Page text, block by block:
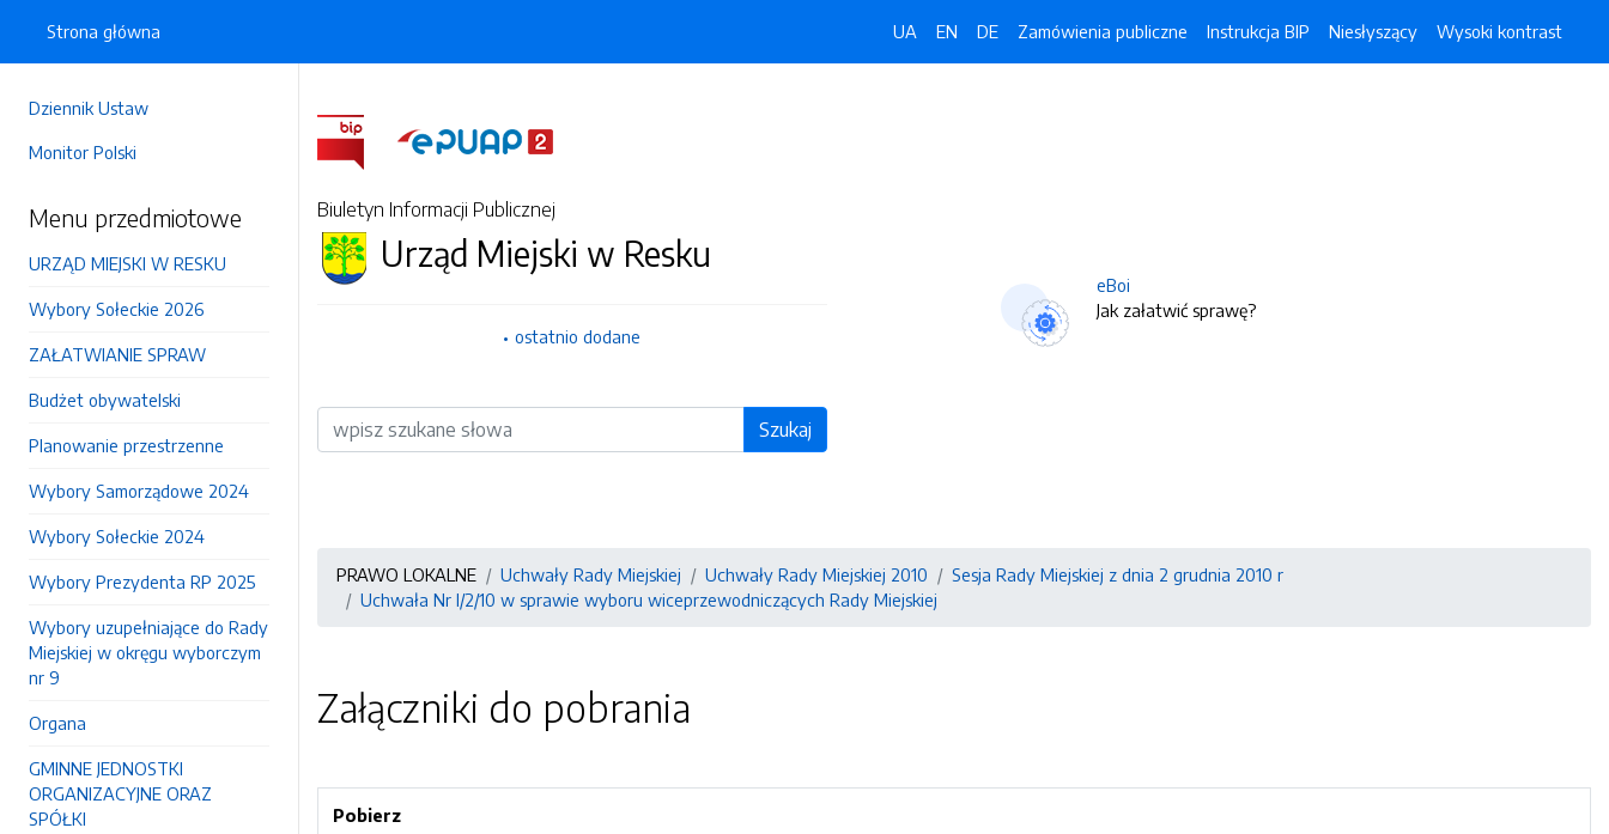
Dziennik Ustaw
Monitor Polski
Menu przedmiotowe
URZĄD MIEJSKI W RESKU
Wybory Sołeckie 2026
ZAŁATWIANIE SPRAW
Budżet obywatelski
Planowanie przestrzenne
Wybory Samorządowe 2024
Wybory Sołeckie 2024
Wybory Prezydenta RP 2025
Wybory uzupełniające do Rady
Miejskiej w okręgu wyborczym
nr 9
Organa
GMINNE JEDNOSTKI
ORGANIZACYJNE ORAZ
SPÓŁKI
Strona główna UA EN DE Zamówienia publiczne Instrukcja BIP Niesłyszący Wysoki kontrast
Biuletyn Informacji Publicznej
Urząd Miejski w Resku
ostatnio dodane
Wyszukiwarka Szukaj
eBoi
Jak załatwić sprawę?
PRAWO LOKALNE Uchwały Rady Miejskiej Uchwały Rady Miejskiej 2010
Sesja Rady Miejskiej z dnia 2 grudnia 2010 r
Uchwała Nr I/2/10 w sprawie wyboru wiceprzewodniczących Rady Miejskiej
Załączniki do pobrania
Pobierz